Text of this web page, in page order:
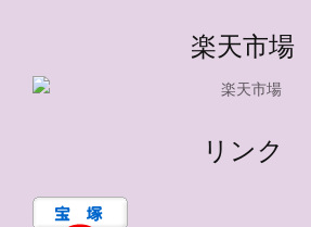
楽天市場
リンク